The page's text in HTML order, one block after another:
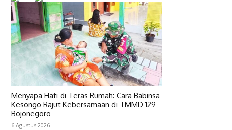
Menyapa Hati di Teras Rumah: Cara Babinsa
Kesongo Rajut Kebersamaan di TMMD 129
Bojonegoro
6 Agustus 2026